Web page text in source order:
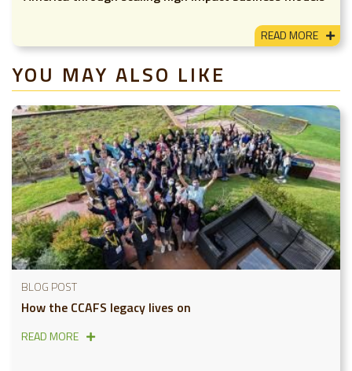
READ MORE
YOU MAY ALSO LIKE
BLOG POST
How the CCAFS legacy lives on
READ MORE